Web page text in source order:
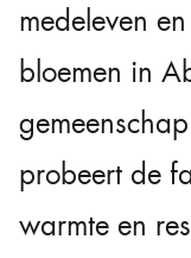
medeleven
bloemen in
probeert de
warmte en